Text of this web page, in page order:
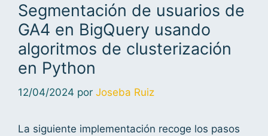
Segmentación de usuarios de
GA4 en BigQuery usando
algoritmos de clusterización
en Python
12/04/2024 por Joseba Ruiz
La siguiente implementación recoge los pasos